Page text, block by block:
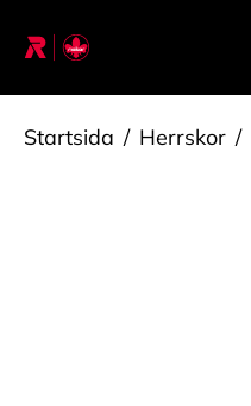
Startsida Herrskor